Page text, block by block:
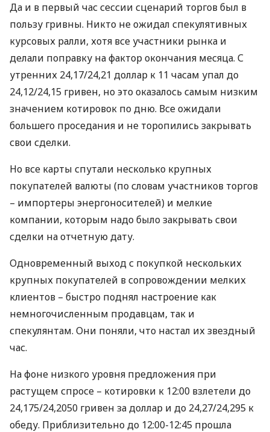
Да и в первый час сессии сценарий торгов был в
пользу гривны. Никто не ожидал спекулятивных
курсовых ралли, хотя все участники рынка и
делали поправку на фактор окончания месяца. С
утренних 24,17/24,21 доллар к 11 часам упал до
24,12/24,15 гривен, но это оказалось самым низким
значением котировок по дню. Все ожидали
большего проседания и не торопились закрывать
свои сделки.
Но все карты спутали несколько крупных
покупателей валюты (по словам участников торгов
– импортеры энергоносителей) и мелкие
компании, которым надо было закрывать свои
сделки на отчетную дату.
Одновременный выход с покупкой нескольких
крупных покупателей в сопровождении мелких
клиентов – быстро поднял настроение как
немногочисленным продавцам, так и
спекулянтам. Они поняли, что настал их звездный
час.
На фоне низкого уровня предложения при
растущем спросе – котировки к 12:00 взлетели до
24,175/24,2050 гривен за доллар и до 24,27/24,295 к
обеду. Приблизительно до 12:00-12:45 прошла